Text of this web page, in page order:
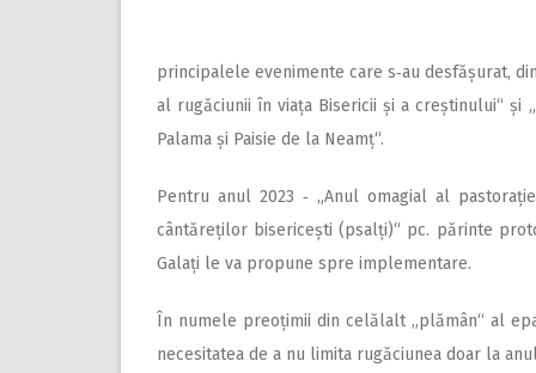
principalele evenimente care s‑au desfășurat,
al rugăciunii în viața Bisericii și a creștinului“ și
Palama și Paisie de la Neamț“.
Pentru anul 2023 ‑ „Anul omagial al
cântăreților bisericești (psalți)“ pc. părinte
Galați le va propune spre implementare.
În numele preoțimii din celălalt „plămân“ al
necesitatea de a nu limita rugăciunea doar la